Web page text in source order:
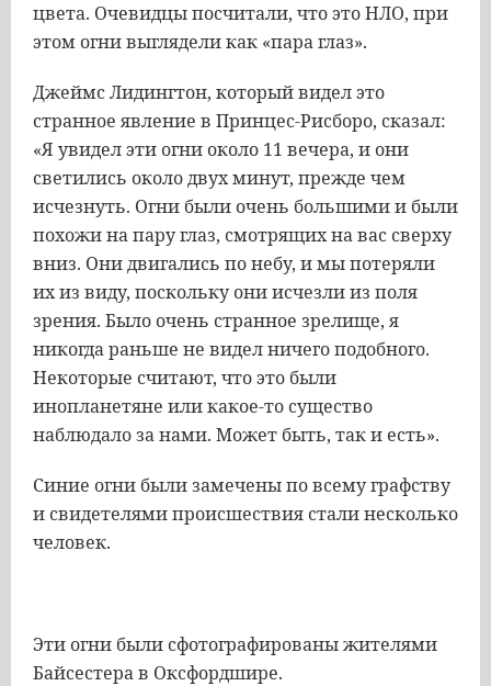
цвета. Очевидцы посчитали, что это НЛО, при
этом огни выглядели как «пара глаз».
Джеймс Лидингтон, который видел это
странное явление в Принцес-Рисборо, сказал:
«Я увидел эти огни около 11 вечера, и они
светились около двух минут, прежде чем
исчезнуть. Огни были очень большими и были
похожи на пару глаз, смотрящих на вас сверху
вниз. Они двигались по небу, и мы потеряли
их из виду, поскольку они исчезли из поля
зрения. Было очень странное зрелище, я
никогда раньше не видел ничего подобного.
Некоторые считают, что это были
инопланетяне или какое-то существо
наблюдало за нами. Может быть, так и есть».
Синие огни были замечены по всему графству
и свидетелями происшествия стали несколько
человек.
Эти огни были сфотографированы жителями
Байсестера в Оксфордшире.